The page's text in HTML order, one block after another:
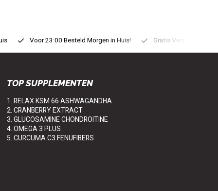
Voor 23:00 Besteld Morgen in Huis! Gratis Verzonden
TOP SUPPLEMENTEN
1. RELAX KSM 66 ASHWAGANDHA
2. CRANBERRY EXTRACT
3. GLUCOSAMINE CHONDROITINE
4. OMEGA 3 PLUS
5. CURCUMA C3 FENUFIBERS